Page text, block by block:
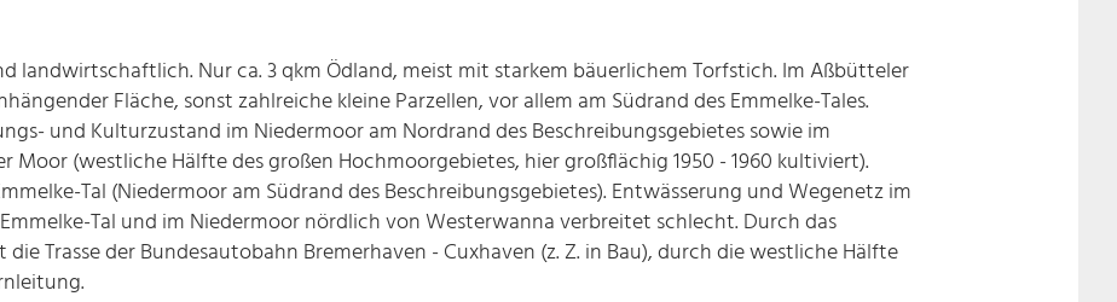
landwirtschaftlich. Nur ca. 3 qkm Ödland, meist mit starkem bäuerlichem Torfstich. Im Aßbütteler
Fläche, sonst zahlreiche kleine Parzellen, vor allem am Südrand des Emmelke-Tales.
und Kulturzustand im Niedermoor am Nordrand des Beschreibungsgebietes sowie im
Moor (westliche Hälfte des großen Hochmoorgebietes, hier großflächig 1950 - 1960 kultiviert).
Tal (Niedermoor am Südrand des Beschreibungsgebietes). Entwässerung und Wegenetz im
Tal und im Niedermoor nördlich von Westerwanna verbreitet schlecht. Durch das
Trasse der Bundesautobahn Bremerhaven - Cuxhaven (z. Z. in Bau), durch die westliche Hälfte